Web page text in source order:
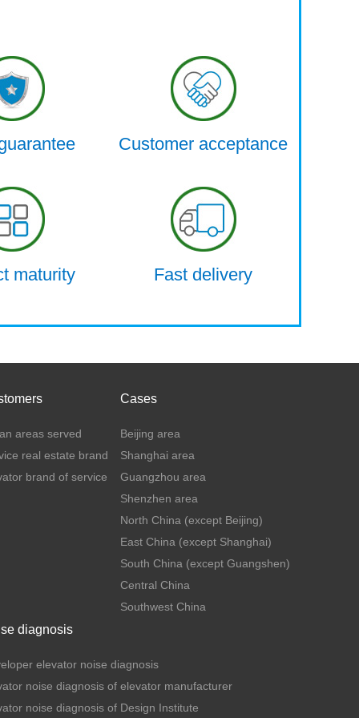
Customer acceptance
maturity Fast delivery
areas served
real estate brand
brand of service
Cases
Beijing area
Shanghai area
Guangzhou area
Shenzhen area
North China (except Beijing)
East China (except Shanghai)
South China (except Guangshen)
Central China
Southwest China
diagnosis
elevator noise diagnosis
noise diagnosis of elevator manufacturer
noise diagnosis of Design Institute